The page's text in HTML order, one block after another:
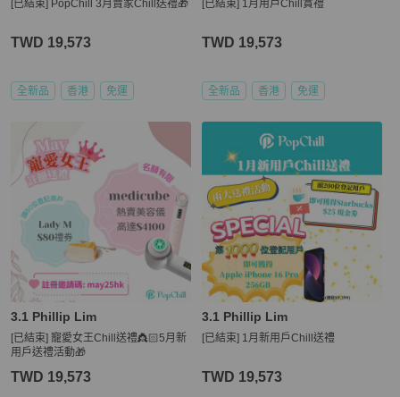
[已結束] PopChill 3月賣家Chill送禮🎁
TWD 19,573
全新品 香港 免運
[已結束] 1月用戶Chill賞禮
TWD 19,573
全新品 香港 免運
3.1 Phillip Lim
[已結束] 寵愛女王Chill送禮👸🏻5月新
用戶送禮活動🎁
TWD 19,573
3.1 Phillip Lim
[已結束] 1月新用戶Chill送禮
TWD 19,573